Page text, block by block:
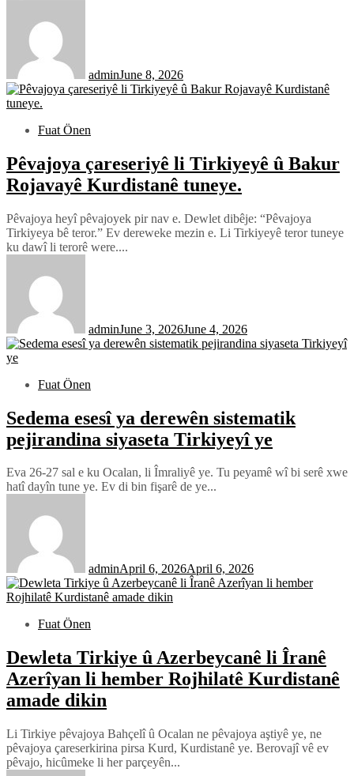
adminJune 8, 2026
Fuat Önen
Pêvajoya çareseriyê li Tirkiyeyê û Bakur
Rojavayê Kurdistanê tuneye.
Pêvajoya heyî pêvajoyek pir nav e. Dewlet dibêje: “Pêvajoya
Tirkiyeya bê teror.” Ev dereweke mezin e. Li Tirkiyeyê teror tuneye
ku dawî li terorê were....
adminJune 3, 2026June 4, 2026
Fuat Önen
Sedema esesî ya derewên sistematik
pejirandina siyaseta Tirkiyeyî ye
Eva 26-27 sal e ku Ocalan, li Îmraliyê ye. Tu peyamê wî bi serê xwe
hatî dayîn tune ye. Ev di bin fişarê de ye...
adminApril 6, 2026April 6, 2026
Fuat Önen
Dewleta Tirkiye û Azerbeycanê li Îranê
Azerîyan li hember Rojhilatê Kurdistanê
amade dikin
Li Tirkiye pêvajoya Bahçelî û Ocalan ne pêvajoya aştiyê ye, ne
pêvajoya çareserkirina pirsa Kurd, Kurdistanê ye. Berovajî vê ev
pêvajo, hicûmeke li her parçeyên...